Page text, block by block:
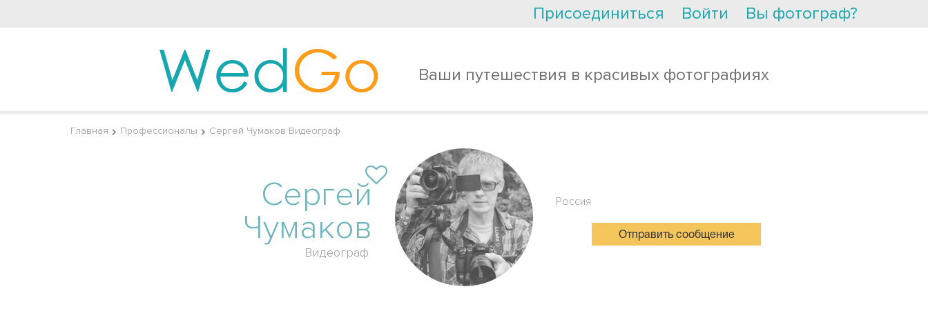
Присоединиться Войти Вы фотограф?
WedGo Ваши путешествия в красивых фотографиях
Главная Профессионалы Сергей Чумаков Видеограф
Сергей
Чумаков
Видеограф
Россия
Отправить сообщение